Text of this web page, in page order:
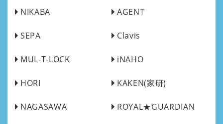
NIKABA AGENT
SEPA Clavis
MUL-T-LOCK iNAHO
HORI KAKEN(家研)
NAGASAWA ROYAL★GUARDIAN